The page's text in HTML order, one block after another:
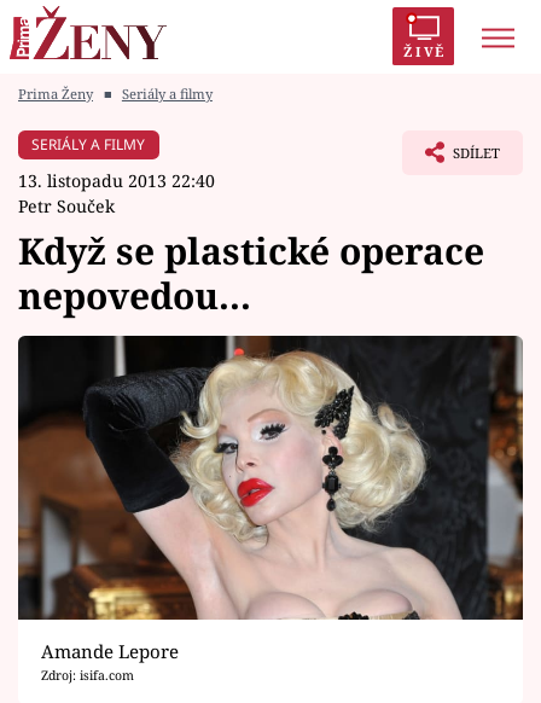
ŽIVĚ
Módní alarm
Témata
Celebrity
Vztahy
Seriály
Horoskopy
Sledujte prima+
Filmový festival Karlovy Vary
Prima Ženy ■ Seriály a filmy
SERIÁLY A FILMY
13. listopadu 2013 22:40
Petr Souček
SDÍLET
Když se plastické operace
nepovedou...
Amande Lepore
Zdroj: isifa.com